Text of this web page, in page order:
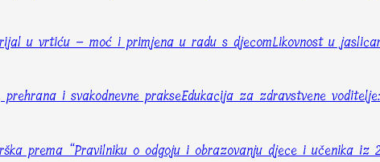
u vrtiću – moć i primjena u radu s djecomLikovnost u
i svakodnevne prakseEdukacija za zdravstvene
prema “Pravilniku o odgoju i obrazovanju djece i učenika iz